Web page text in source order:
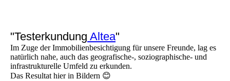
"Testerkundung Altea"
Im Zuge der Immobilienbesichtigung für unsere Freunde, lag es
natürlich nahe, auch das geografische-, soziographische- und
infrastrukturelle Umfeld zu erkunden.
Das Resultat hier in Bildern 😊